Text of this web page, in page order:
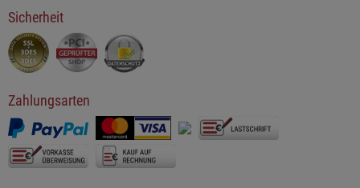
Sicherheit
Zahlungsarten